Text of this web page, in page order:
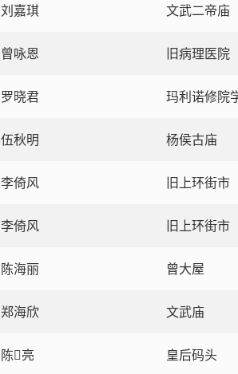
刘嘉琪 文武二帝庙
曾咏恩 旧病理医院
罗晓君 玛利诺修院
伍秋明 杨侯古庙
李倚风 旧上环街市
李倚风 旧上环街市
陈海丽 曾大屋
郑海欣 文武庙
陈亮 皇后码头